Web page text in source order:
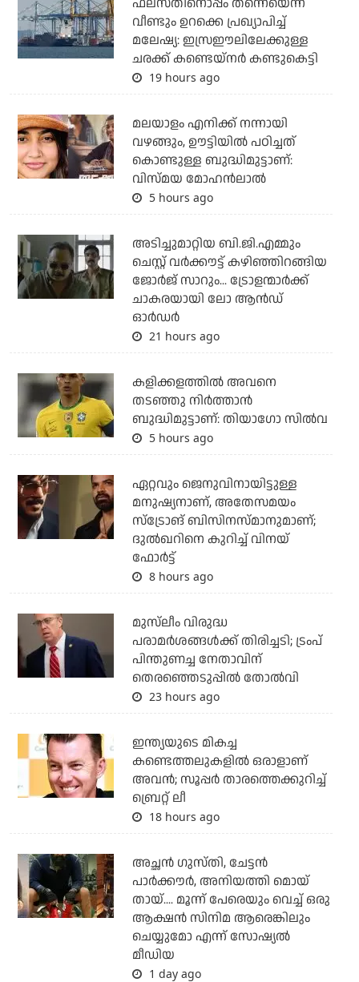
വീണ്ടും ഉറക്കെ പ്രഖ്യാപിച്ച്
മലേഷ്യ: ഇസ്രഈലിലേക്കുള്ള
ചരക്ക് കണ്ടെയ്‌നര്‍ കണ്ടുകെട്ടി
19 hours ago
മലയാളം എനിക്ക് നന്നായി
വഴങ്ങും, ഊട്ടിയില്‍ പഠിച്ചത്
കൊണ്ടുള്ള ബുദ്ധിമുട്ടാണ്:
വിസ്മയ മോഹന്‍ലാല്‍
5 hours ago
അടിച്ചുമാറ്റിയ ബി.ജി.എമ്മും
ചെസ്റ്റ് വര്‍ക്കൗട്ട് കഴിഞ്ഞിറങ്ങിയ
ജോര്‍ജ് സാറും... ട്രോളന്മാര്‍ക്ക്
ചാകരയായി ലോ ആന്‍ഡ്
ഓര്‍ഡര്‍
21 hours ago
കളിക്കളത്തില്‍ അവനെ
തടഞ്ഞു നിര്‍ത്താന്‍
ബുദ്ധിമുട്ടാണ്: തിയാഗോ സില്‍വ
5 hours ago
ഏറ്റവും ജെനുവിനായിട്ടുള്ള
മനുഷ്യനാണ്, അതേസമയം
സ്‌ട്രോങ് ബിസിനസ്മാനുമാണ്;
ദുല്‍ഖറിനെ കുറിച്ച് വിനയ്
ഫോര്‍ട്ട്
8 hours ago
മുസ്‌ലീം വിരുദ്ധ
പരാമര്‍ശങ്ങള്‍ക്ക് തിരിച്ചടി; ട്രംപ്
പിന്തുണച്ച നേതാവിന്
തെരഞ്ഞെടുപ്പില്‍ തോല്‍വി
23 hours ago
ഇന്ത്യയുടെ മികച്ച
കണ്ടെത്തലുകളില്‍ ഒരാളാണ്
അവന്‍; സൂപ്പര്‍ താരത്തെക്കുറിച്ച്
ബ്രെറ്റ് ലീ
18 hours ago
അച്ഛന്‍ ഗുസ്തി, ചേട്ടന്‍
പാര്‍ക്കൗര്‍, അനിയത്തി മൊയ്
തായ്.... മൂന്ന് പേരെയും വെച്ച് ഒരു
ആക്ഷന്‍ സിനിമ ആരെങ്കിലും
ചെയ്യുമോ എന്ന് സോഷ്യല്‍
മീഡിയ
1 day ago